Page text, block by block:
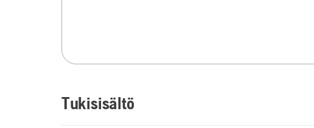
Tukisisältö